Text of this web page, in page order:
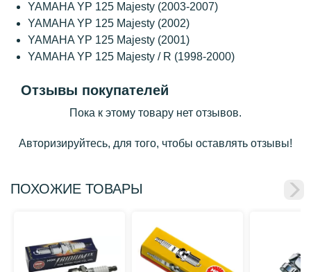
YAMAHA YP 125 Majesty (2003-2007)
YAMAHA YP 125 Majesty (2002)
YAMAHA YP 125 Majesty (2001)
YAMAHA YP 125 Majesty / R (1998-2000)
Отзывы покупателей
Пока к этому товару нет отзывов.
Авторизируйтесь, для того, чтобы оставлять отзывы!
ПОХОЖИЕ ТОВАРЫ